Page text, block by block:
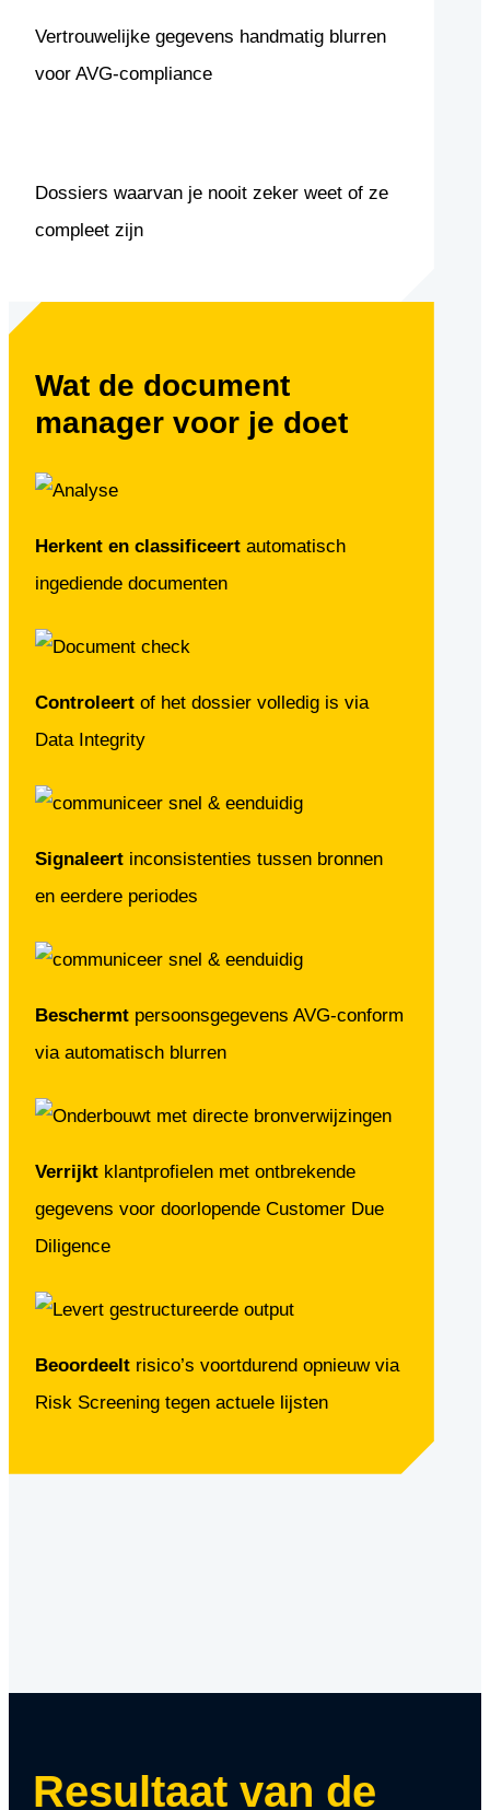
Vertrouwelijke gegevens handmatig blurren
voor AVG-compliance
Dossiers waarvan je nooit zeker weet of ze
compleet zijn
Wat de document
manager voor je doet
Herkent en classificeert automatisch
ingediende documenten
Controleert of het dossier volledig is via
Data Integrity
Signaleert inconsistenties tussen bronnen
en eerdere periodes
Beschermt persoonsgegevens AVG-conform
via automatisch blurren
Verrijkt klantprofielen met ontbrekende
gegevens voor doorlopende Customer Due
Diligence
Beoordeelt risico’s voortdurend opnieuw via
Risk Screening tegen actuele lijsten
Resultaat van de